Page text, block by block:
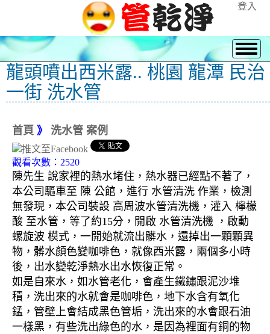
登入
龍頭噴出西米露.. 桃園 龍潭 民治
一街 洗水管
首頁 》 洗水管 案例
觀看次數：2520
陳先生 說家裡的熱水堵住，熱水器已經點不著了，
本公司驅車至 陳 公館，進行 水管清洗 作業，檢測
無發現，本公司裝設 高周波水管清洗機，灌入 檸檬
酸 至水管，等了約15分，開啟 水管清洗機 ，啟動
螺旋波 模式，一開始就流出髒水，還掉出一顆顆異
物，髒水顏色變咖啡色，就像西米露，兩個多小時
後，出水變乾淨熱水出水恢復正常。
如是自來水，如水管老化，會產生鐵鏽跟泥沙堆
積，洗出來的水就會是咖啡色，地下水含有氧化
錳，管壁上會結成黑色管垢，洗出來的水會跟石油
一樣黑，有些洗出綠色的水，是因為裡面有銅的物